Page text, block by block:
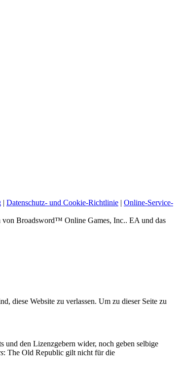
| Datenschutz- und Cookie-Richtlinie | Online-Service-
Broadsword™ Online Games, Inc.. EA und das
diese Website zu verlassen. Um zu dieser Seite zu
den Lizenzgebern wider, noch geben selbige
: The Old Republic gilt nicht für die